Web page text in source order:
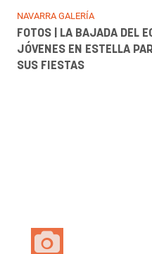
LAS MIGAS SORPRENDEN
CONCIERTO EN
PLAZA DE CIVICAN